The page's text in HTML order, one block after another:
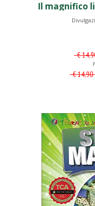
Il magnifico
€
€